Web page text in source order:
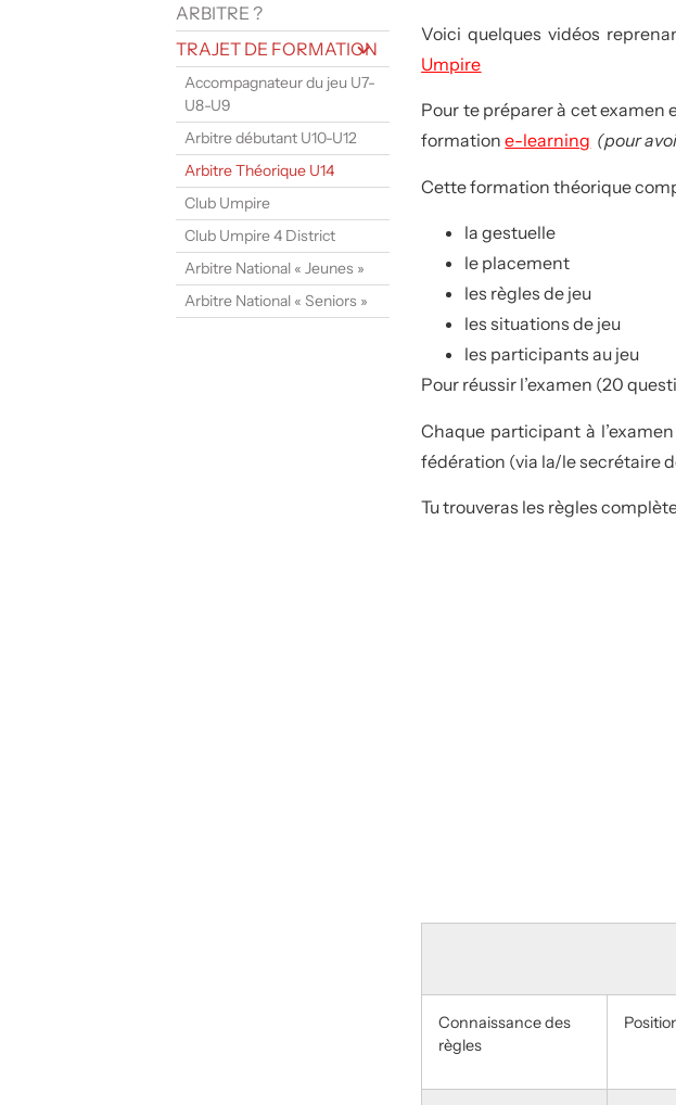
ARBITRE ?
TRAJET DE FORMATION
Accompagnateur du jeu U7-
U8-U9
Arbitre débutant U10-U12
Arbitre Théorique U14
Club Umpire
Club Umpire 4 District
Arbitre National « Jeunes »
Arbitre National « Seniors »
Voici quelques vidéos
Umpire
Pour te préparer à cet examen
formatione-learning (pour
Cette formation théorique
la gestuelle
le placement
les règles de jeu
les situations de jeu
les participants au jeu
Pour réussir l’examen (20
Chaque participant à
fédération (via la/le secrétaire
Tu trouveras les règles
Connaissance des
règles